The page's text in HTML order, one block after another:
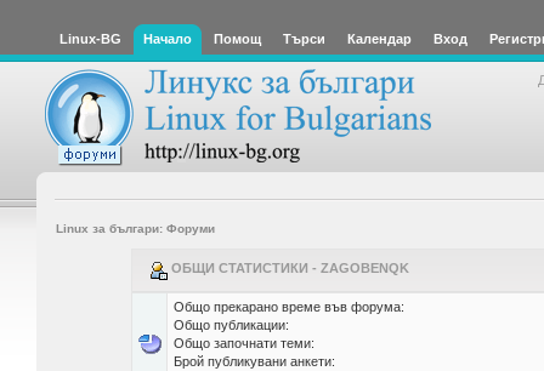
Linux-BG Начало Помощ Търси Календар Вход
Linux за българи: Форуми
ОБЩИ СТАТИСТИКИ - ZAGOBENQK
Общо прекарано време във форума:
Общо публикации:
Общо започнати теми:
Брой публикувани анкети: